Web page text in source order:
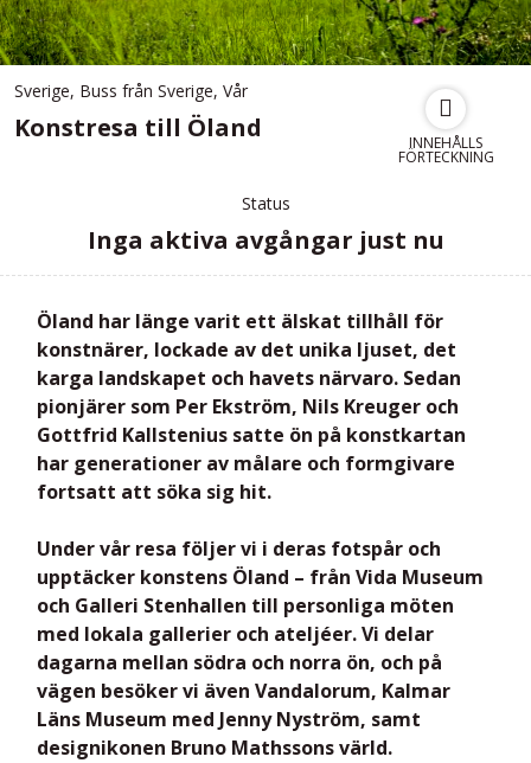
Sverige, Buss från Sverige, Vår
Konstresa till Öland
Status
Inga aktiva avgångar just nu
INNEHÅLLS
FÖRTECKNING
Öland har länge varit ett älskat tillhåll för
konstnärer, lockade av det unika ljuset, det
karga landskapet och havets närvaro. Sedan
pionjärer som Per Ekström, Nils Kreuger och
Gottfrid Kallstenius satte ön på konstkartan
har generationer av målare och formgivare
fortsatt att söka sig hit.
Under vår resa följer vi i deras fotspår och
upptäcker konstens Öland – från Vida Museum
och Galleri Stenhallen till personliga möten
med lokala gallerier och ateljéer. Vi delar
dagarna mellan södra och norra ön, och på
vägen besöker vi även Vandalorum, Kalmar
Läns Museum med Jenny Nyström, samt
designikonen Bruno Mathssonsvärld.